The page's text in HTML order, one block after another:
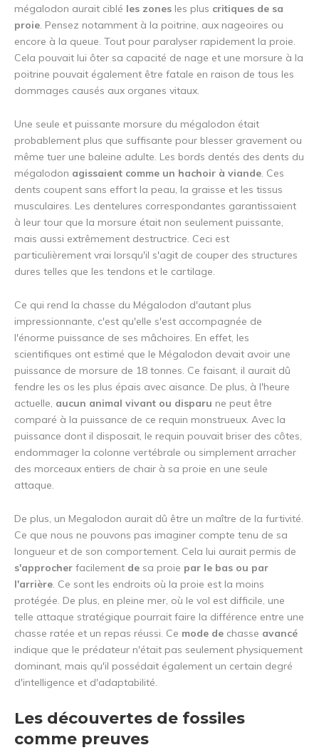
mégalodon aurait ciblé les zones les plus critiques de sa
proie. Pensez notamment à la poitrine, aux nageoires ou
encore à la queue. Tout pour paralyser rapidement la proie.
Cela pouvait lui ôter sa capacité de nage et une morsure à la
poitrine pouvait également être fatale en raison de tous les
dommages causés aux organes vitaux.
Une seule et puissante morsure du mégalodon était
probablement plus que suffisante pour blesser gravement ou
même tuer une baleine adulte. Les bords dentés des dents du
mégalodon agissaient comme un hachoir à viande. Ces
dents coupent sans effort la peau, la graisse et les tissus
musculaires. Les dentelures correspondantes garantissaient
à leur tour que la morsure était non seulement puissante,
mais aussi extrêmement destructrice. Ceci est
particulièrement vrai lorsqu'il s'agit de couper des structures
dures telles que les tendons et le cartilage.
Ce qui rend la chasse du Mégalodon d'autant plus
impressionnante, c'est qu'elle s'est accompagnée de
l'énorme puissance de ses mâchoires. En effet, les
scientifiques ont estimé que le Mégalodon devait avoir une
puissance de morsure de 18 tonnes. Ce faisant, il aurait dû
fendre les os les plus épais avec aisance. De plus, à l'heure
actuelle, aucun animal vivant ou disparu ne peut être
comparé à la puissance de ce requin monstrueux. Avec la
puissance dont il disposait, le requin pouvait briser des côtes,
endommager la colonne vertébrale ou simplement arracher
des morceaux entiers de chair à sa proie en une seule
attaque.
De plus, un Megalodon aurait dû être un maître de la furtivité.
Ce que nous ne pouvons pas imaginer compte tenu de sa
longueur et de son comportement. Cela lui aurait permis de
s'approcher facilement de sa proie par le bas ou par
l'arrière. Ce sont les endroits où la proie est la moins
protégée. De plus, en pleine mer, où le vol est difficile, une
telle attaque stratégique pourrait faire la différence entre une
chasse ratée et un repas réussi. Ce mode de chasse avancé
indique que le prédateur n'était pas seulement physiquement
dominant, mais qu'il possédait également un certain degré
d'intelligence et d'adaptabilité.
Les découvertes de fossiles
comme preuves